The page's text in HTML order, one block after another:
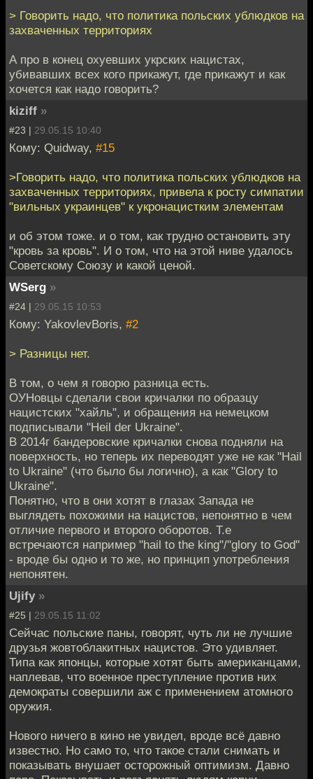
> Говорить надо, что политика польских ублюдков на
захваченных территориях
А про в конец охуевших укрских нацистах,
убивавших всех кого прикажут, где прикажут и как
хочется как надо говорить?
kiziff »
#23 | 29.05.15 10:40
Кому: Quidway, #15
>Говорить надо, что политика польских ублюдков на
захваченных территориях, привела к росту симпатии
"вильных украинцев" к укронацистким элементам
и об этом тоже. и о том, как трудно остановить эту
"кровь за кровь". И о том, что на этой ниве удалось
Советскому Союзу и какой ценой.
WSerg »
#24 | 29.05.15 10:53
Кому: YakovlevBoris, #2
> Разницы нет.
В том, о чем я говорю разница есть.
ОУНовцы сделали свои кричалки по образцу
нацистских "хайль", и обращения на немецком
подписывали "Heil der Ukraine".
В 2014г бандеровские кричалки снова подняли на
поверхность, но теперь их переводят уже не как "Hail
to Ukraine" (что было бы логично), а как "Glory to
Ukraine".
Понятно, что в они хотят в глазах Запада не
выглядеть похожими на нацистов, непонятно в чем
отличие первого и второго оборотов. Т.е
встречаются например "hail to the king"/"glory to God"
- вроде бы одно и то же, но принцип употребления
непонятен.
Ujify »
#25 | 29.05.15 11:02
Сейчас польские паны, говорят, чуть ли не лучшие
друзья жовтоблакитных нацистов. Это удивляет.
Типа как японцы, которые хотят быть американцами,
наплевав, что военное преступление против них
демократы совершили аж с применением атомного
оружия.
Нового ничего в кино не увидел, вроде всё давно
известно. Но само то, что такое стали снимать и
показывать внушает осторожный оптимизм. Давно